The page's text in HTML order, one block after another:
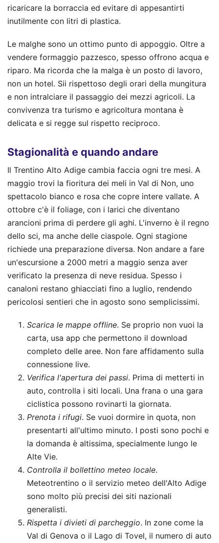
ricaricare la borraccia ed evitare di appesantirti
inutilmente con litri di plastica.
Le malghe sono un ottimo punto di appoggio. Oltre a
vendere formaggio pazzesco, spesso offrono acqua e
riparo. Ma ricorda che la malga è un posto di lavoro,
non un hotel. Sii rispettoso degli orari della mungitura
e non intralciare il passaggio dei mezzi agricoli. La
convivenza tra turismo e agricoltura montana è
delicata e si regge sul rispetto reciproco.
Stagionalità e quando andare
Il Trentino Alto Adige cambia faccia ogni tre mesi. A
maggio trovi la fioritura dei meli in Val di Non, uno
spettacolo bianco e rosa che copre intere vallate. A
ottobre c'è il foliage, con i larici che diventano
arancioni prima di perdere gli aghi. L'inverno è il regno
dello sci, ma anche delle ciaspole. Ogni stagione
richiede una preparazione diversa. Non andare a fare
un'escursione a 2000 metri a maggio senza aver
verificato la presenza di neve residua. Spesso i
canaloni restano ghiacciati fino a luglio, rendendo
pericolosi sentieri che in agosto sono semplicissimi.
Scarica le mappe offline. Se proprio non vuoi la
carta, usa app che permettono il download
completo delle aree. Non fare affidamento sulla
connessione live.
Verifica l'apertura dei passi. Prima di metterti in
auto, controlla i siti locali. Una frana o una gara
ciclistica possono rovinarti la giornata.
Prenota i rifugi. Se vuoi dormire in quota, non
presentarti all'ultimo minuto. I posti sono pochi e
la domanda è altissima, specialmente lungo le
Alte Vie.
Controlla il bollettino meteo locale.
Meteotrentino o il servizio meteo dell'Alto Adige
sono molto più precisi dei siti nazionali
generalisti.
Rispetta i divieti di parcheggio. In zone come la
Val di Genova o il Lago di Tovel, il numero di auto